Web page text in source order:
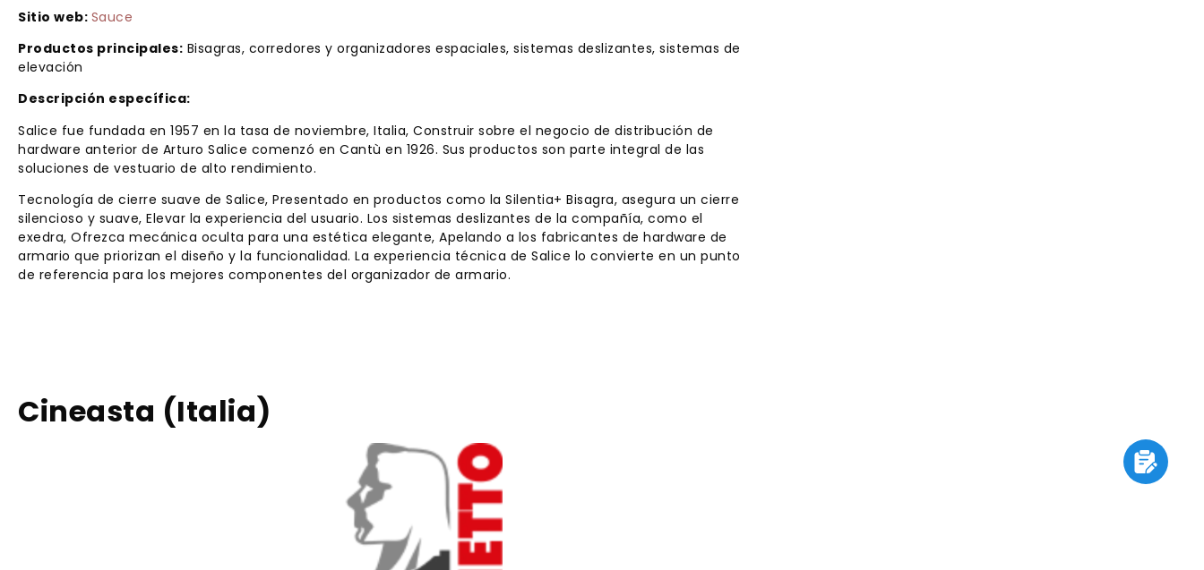
Sitio web: Sauce
Productos principales: Bisagras, corredores y organizadores espaciales, sistemas deslizantes, sistemas de
elevación
Descripción específica:
Salice fue fundada en 1957 en la tasa de noviembre, Italia, Construir sobre el negocio de distribución de
hardware anterior de Arturo Salice comenzó en Cantù en 1926. Sus productos son parte integral de las
soluciones de vestuario de alto rendimiento.
Tecnología de cierre suave de Salice, Presentado en productos como la Silentia+ Bisagra, asegura un cierre
silencioso y suave, Elevar la experiencia del usuario. Los sistemas deslizantes de la compañía, como el
exedra, Ofrezca mecánica oculta para una estética elegante, Apelando a los fabricantes de hardware de
armario que priorizan el diseño y la funcionalidad. La experiencia técnica de Salice lo convierte en un punto
de referencia para los mejores componentes del organizador de armario.
Cineasta (Italia)